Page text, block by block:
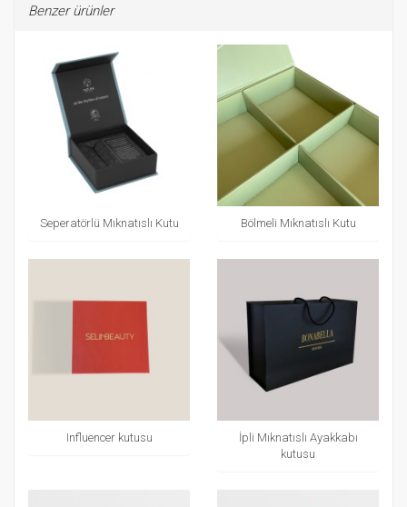
Benzer ürünler
Seperatörlü Mıknatıslı Kutu Bölmeli Mıknatıslı Kutu
Influencer kutusu
İpli Mıknatıslı Ayakkabı
kutusu